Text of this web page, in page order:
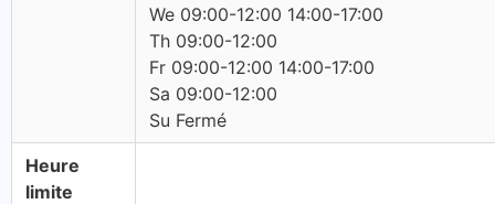
We 09:00-12:00 14:00-17:00
Th 09:00-12:00
Fr 09:00-12:00 14:00-17:00
Sa 09:00-12:00
Su Fermé
Heure
limite